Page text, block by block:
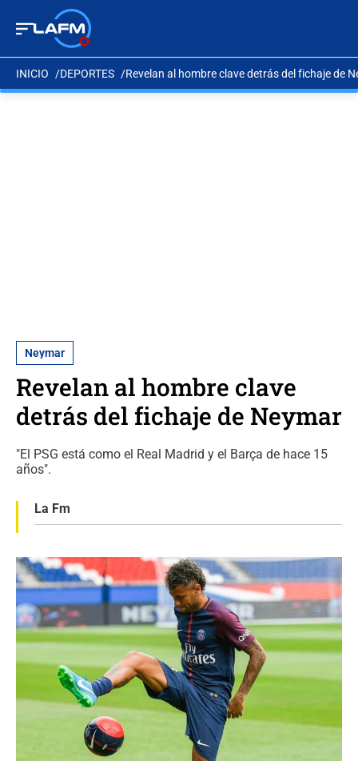
INICIO DEPORTES Revelan al hombre clave detrás del fichaje de
Neymar
Revelan al hombre clave
detrás del fichaje de Neymar
"El PSG está como el Real Madrid y el Barça de hace 15
años".
La Fm